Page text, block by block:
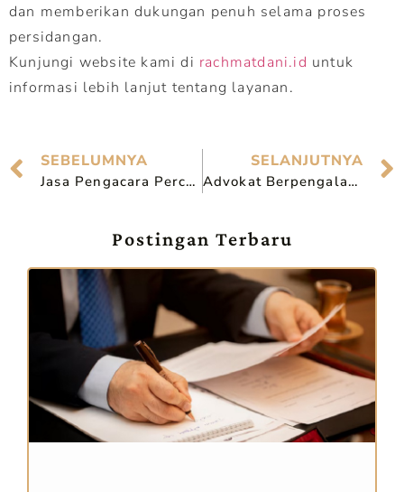
dan memberikan dukungan penuh selama proses
persidangan.
Kunjungi website kami di rachmatdani.id untuk
informasi lebih lanjut tentang layanan.
SEBELUMNYA
Jasa Pengacara Perceraian Amanah di Surabaya
SELANJUTNYA
Advokat Berpengalaman Di Surabaya
Postingan Terbaru